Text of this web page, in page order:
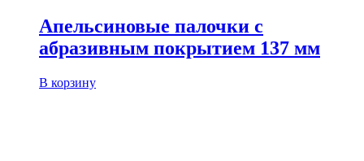
Апельсиновые палочки с
абразивным покрытием 137 мм
В корзину